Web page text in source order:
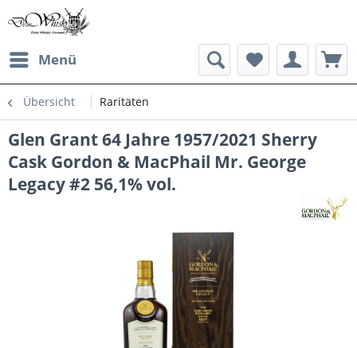
Menü
Übersicht Raritäten
Glen Grant 64 Jahre 1957/2021 Sherry
Cask Gordon & MacPhail Mr. George
Legacy #2 56,1% vol.